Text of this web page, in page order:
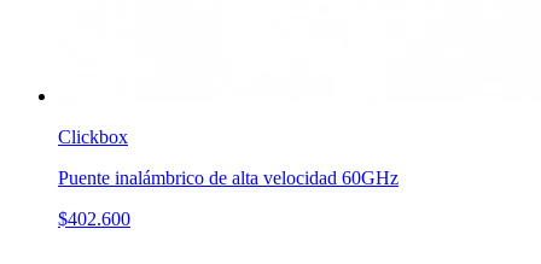
Clickbox
Puente inalámbrico de alta velocidad 60GHz
$402.600